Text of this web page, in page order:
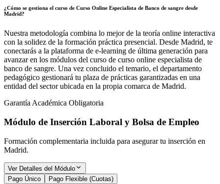
¿Cómo se gestiona el curso de Curso Online Especialista de Banco de sangre desde
Madrid?
Nuestra metodología combina lo mejor de la teoría online interactiva
con la solidez de la formación práctica presencial. Desde Madrid, te
conectarás a la plataforma de e-learning de última generación para
avanzar en los módulos del curso de curso online especialista de
banco de sangre. Una vez concluido el temario, el departamento
pedagógico gestionará tu plaza de prácticas garantizadas en una
entidad del sector ubicada en la propia comarca de Madrid.
Garantía Académica Obligatoria
Módulo de Inserción Laboral y Bolsa de Empleo
Formación complementaria incluida para asegurar tu inserción en
Madrid.
Ver Detalles del Módulo
Pago Único
Pago Flexible (Cuotas)